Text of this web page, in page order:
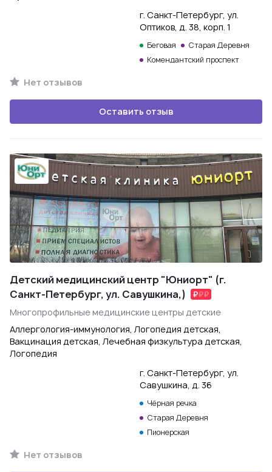
г. Санкт-Петербург, ул.
Оптиков, д. 38, корп. 1
Беговая
Старая Деревня
Комендантский проспект
Нет отзывов
Оставить отзыв
Детский медицинский центр "Юниорт" (г.
Санкт-Петербург, ул. Савушкина,)
Многопрофильные медицинские центры детские
Аллергология-иммунология, Логопедия детская,
Вакцинация детская, Лечебная физкультура детская,
Логопедия
г. Санкт-Петербург, ул.
Савушкина, д. 36
Чёрная речка
Старая Деревня
Пионерская
Нет отзывов